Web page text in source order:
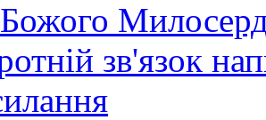
зв'язок